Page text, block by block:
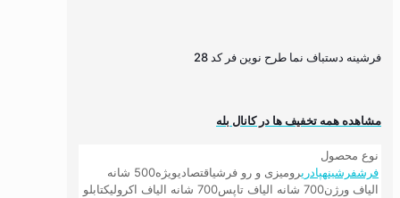
فرشینه دستباف نما طرح نوین فر کد 28
مشاهده همه تخفیف ها در کانال بله
نوع محصول
فرشفرشینهپادریرومیزی و رو فرشیاقتصادیویژه
500 شانه
الیاف ورژن700 شانه الیاف تاپس 700 شانه الیاف اکرولیک
تابلو